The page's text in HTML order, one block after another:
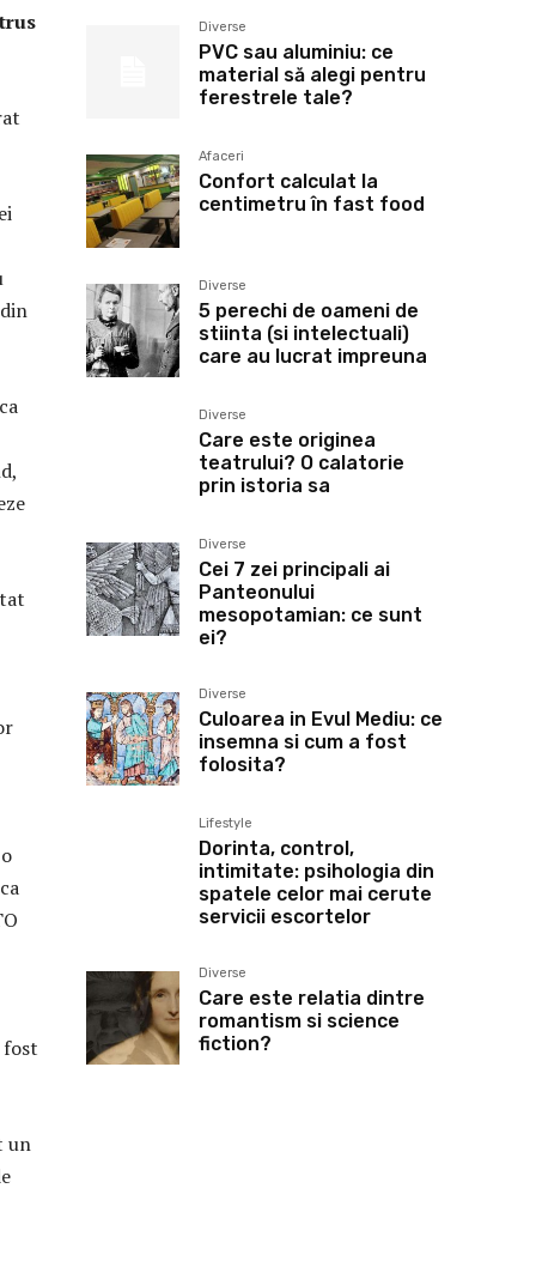
fost
un
Diverse
PVC sau aluminiu: ce
material să alegi pentru
ferestrele tale?
Afaceri
Confort calculat la
centimetru în fast food
Diverse
5 perechi de oameni de
stiinta (si intelectuali)
care au lucrat impreuna
Diverse
Care este originea
teatrului? O calatorie
prin istoria sa
Diverse
Cei 7 zei principali ai
Panteonului
mesopotamian: ce sunt
ei?
Diverse
Culoarea in Evul Mediu: ce
insemna si cum a fost
folosita?
Lifestyle
Dorinta, control,
intimitate: psihologia din
spatele celor mai cerute
servicii escortelor
Diverse
Care este relatia dintre
romantism si science
fiction?